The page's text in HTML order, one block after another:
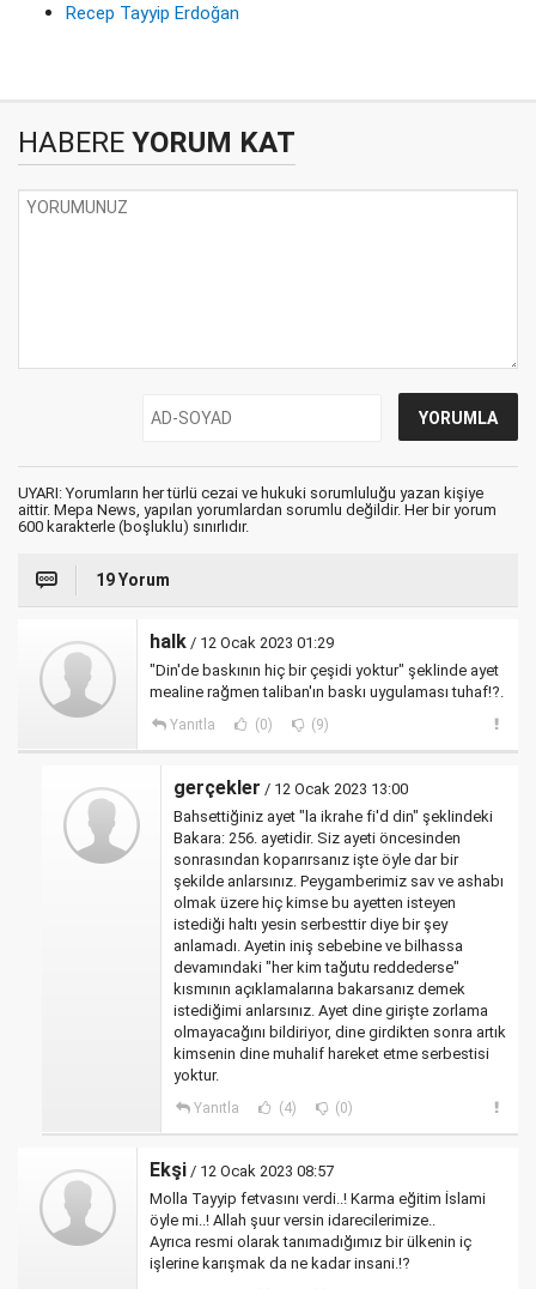
Recep Tayyip Erdoğan
HABERE YORUM KAT
UYARI: Yorumların her türlü cezai ve hukuki sorumluluğu yazan kişiye
aittir. Mepa News, yapılan yorumlardan sorumlu değildir. Her bir yorum
600 karakterle (boşluklu) sınırlıdır.
19 Yorum
halk / 12 Ocak 2023 01:29
"Din'de baskının hiç bir çeşidi yoktur" şeklinde ayet
mealine rağmen taliban'ın baskı uygulaması tuhaf!?.
Yanıtla (0) (9)
gerçekler / 12 Ocak 2023 13:00
Bahsettiğiniz ayet "la ikrahe fi'd din" şeklindeki
Bakara: 256. ayetidir. Siz ayeti öncesinden
sonrasından koparırsanız işte öyle dar bir
şekilde anlarsınız. Peygamberimiz sav ve ashabı
olmak üzere hiç kimse bu ayetten isteyen
istediği haltı yesin serbesttir diye bir şey
anlamadı. Ayetin iniş sebebine ve bilhassa
devamındaki "her kim tağutu reddederse"
kısmının açıklamalarına bakarsanız demek
istediğimi anlarsınız. Ayet dine girişte zorlama
olmayacağını bildiriyor, dine girdikten sonra artık
kimsenin dine muhalif hareket etme serbestisi
yoktur.
Yanıtla (4) (0)
Ekşi / 12 Ocak 2023 08:57
Molla Tayyip fetvasını verdi..! Karma eğitim İslami
öyle mi..! Allah şuur versin idarecilerimize..
Ayrıca resmi olarak tanımadığımız bir ülkenin iç
işlerine karışmak da ne kadar insani.!?